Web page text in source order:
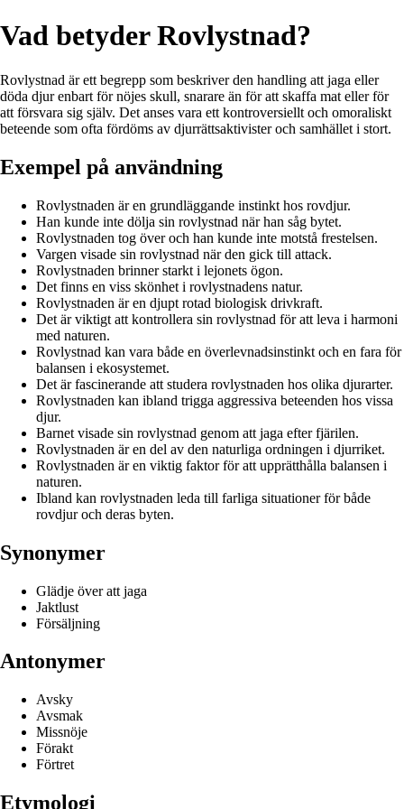
Vad betyder Rovlystnad?
Rovlystnad är ett begrepp som beskriver den handling att jaga eller
döda djur enbart för nöjes skull, snarare än för att skaffa mat eller för
att försvara sig själv. Det anses vara ett kontroversiellt och omoraliskt
beteende som ofta fördöms av djurrättsaktivister och samhället i stort.
Exempel på användning
Rovlystnaden är en grundläggande instinkt hos rovdjur.
Han kunde inte dölja sin rovlystnad när han såg bytet.
Rovlystnaden tog över och han kunde inte motstå frestelsen.
Vargen visade sin rovlystnad när den gick till attack.
Rovlystnaden brinner starkt i lejonets ögon.
Det finns en viss skönhet i rovlystnadens natur.
Rovlystnaden är en djupt rotad biologisk drivkraft.
Det är viktigt att kontrollera sin rovlystnad för att leva i harmoni
med naturen.
Rovlystnad kan vara både en överlevnadsinstinkt och en fara för
balansen i ekosystemet.
Det är fascinerande att studera rovlystnaden hos olika djurarter.
Rovlystnaden kan ibland trigga aggressiva beteenden hos vissa
djur.
Barnet visade sin rovlystnad genom att jaga efter fjärilen.
Rovlystnaden är en del av den naturliga ordningen i djurriket.
Rovlystnaden är en viktig faktor för att upprätthålla balansen i
naturen.
Ibland kan rovlystnaden leda till farliga situationer för både
rovdjur och deras byten.
Synonymer
Glädje över att jaga
Jaktlust
Försäljning
Antonymer
Avsky
Avsmak
Missnöje
Förakt
Förtret
Etymologi